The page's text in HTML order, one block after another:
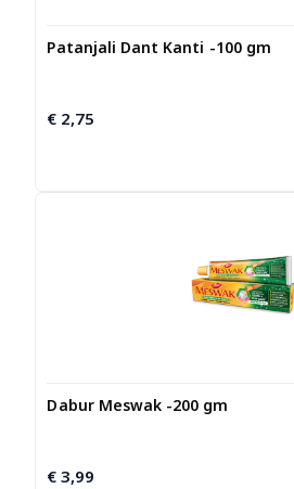
Patanjali Dant Kanti -100 gm
€ 2,75
Dabur Meswak -200 gm
€ 3,99